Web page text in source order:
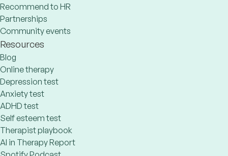
Recommend to HR
Partnerships
Community events
Resources
Blog
Online therapy
Depression test
Anxiety test
ADHD test
Self esteem test
Therapist playbook
AI in Therapy Report